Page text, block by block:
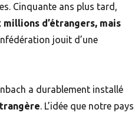
Cinquante ans plus tard,
d’étrangers, mais
jouit d’une
a durablement installé
. L’idée que notre pays